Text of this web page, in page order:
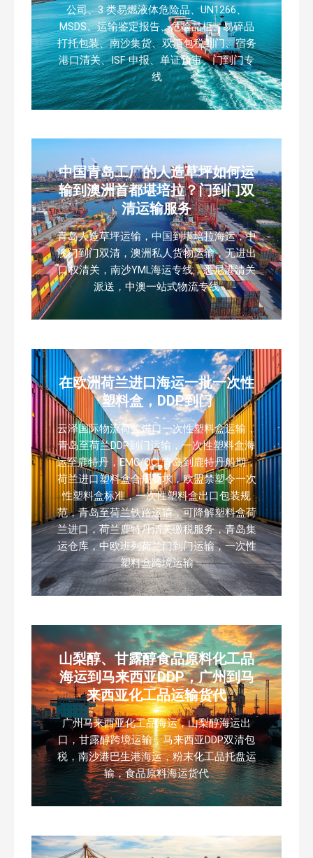
公司、3 类易燃液体危险品、UN1266、
MSDS、运输鉴定报告、危险品柜、易碎品
打托包装、南沙集货、双清包税到门、宿务
港口清关、ISF 申报、单证预审、门到门专
线
中国青岛工厂的人造草坪如何运
输到澳洲首都堪培拉？门到门双
清运输服务
青岛人造草坪运输，中国到堪培拉海运，中
澳门到门双清，澳洲私人货物运输，无进出
口权清关，南沙YML海运专线，悉尼港清关
派送，中澳一站式物流专线
在欧洲荷兰进口海运一批一次性
塑料盒，DDP到门
云泽国际物流荷兰进口一次性塑料盒运输，
青岛至荷兰DDP到门运输，一次性塑料盒海
运至鹿特丹，EMC/OCL青岛到鹿特丹船期，
荷兰进口塑料盒合规要求，欧盟禁塑令一次
性塑料盒标准，一次性塑料盒出口包装规
范，青岛至荷兰铁路运输，可降解塑料盒荷
兰进口，荷兰鹿特丹清关缴税服务，青岛集
运仓库，中欧班列荷兰门到门运输，一次性
塑料盒跨境运输
山梨醇、甘露醇食品原料化工品
海运到马来西亚DDP，广州到马
来西亚化工品运输货代
广州马来西亚化工品海运，山梨醇海运出
口，甘露醇跨境运输，马来西亚DDP双清包
税，南沙港巴生港海运，粉末化工品托盘运
输，食品原料海运货代